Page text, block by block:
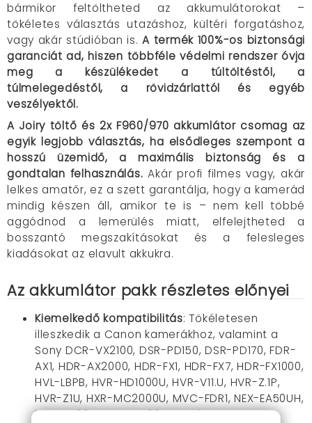
bármikor feltöltheted az akkumulátorokat –
tökéletes választás utazáshoz, kültéri forgatáshoz,
vagy akár stúdióban is.A termék 100%-os biztonsági
garanciát ad, hiszen többféle védelmi rendszer óvja
meg a készülékedet a túltöltéstől, a
túlmelegedéstől, a rövidzárlattól és egyéb
veszélyektől.
A Joiry töltő és 2x F960/970 akkumlátor csomag az
egyik legjobb választás, ha elsődleges szempont a
hosszú üzemidő, a maximális biztonság és a
gondtalan felhasználás. Akár profi filmes vagy, akár
lelkes amatőr, ez a szett garantálja, hogy a kamerád
mindig készen áll, amikor te is – nem kell többé
aggódnod a lemerülés miatt, elfelejtheted a
bosszantó megszakításokat és a felesleges
kiadásokat az elavult akkukra.
Az akkumlátor pakk részletes előnyei
Kiemelkedő kompatibilitás: Tökéletesen
illeszkedik a Canon kamerákhoz, valamint a
Sony DCR-VX2100, DSR-PD150, DSR-PD170, FDR-
AX1, HDR-AX2000, HDR-FX1, HDR-FX7, HDR-FX1000,
HVL-LBPB, HVR-HD1000U, HVR-V11.U, HVR-Z.1P,
HVR-Z1U, HXR-MC2000U, MVC-FDR1, NEX-EA50UH,
NEX-FS100U, NEX-FS700U Handycam